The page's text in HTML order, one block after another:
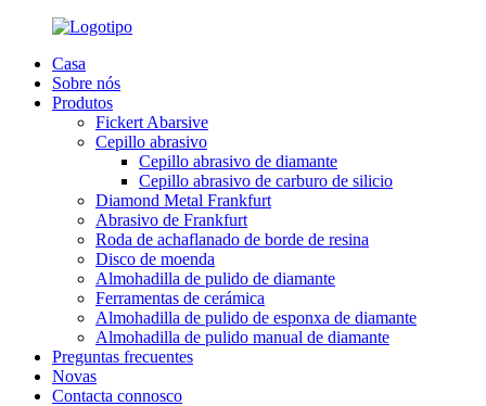
Casa
Sobre nós
Produtos
Fickert Abarsive
Cepillo abrasivo
Cepillo abrasivo de diamante
Cepillo abrasivo de carburo de silicio
Diamond Metal Frankfurt
Abrasivo de Frankfurt
Roda de achaflanado de borde de resina
Disco de moenda
Almohadilla de pulido de diamante
Ferramentas de cerámica
Almohadilla de pulido de esponxa de diamante
Almohadilla de pulido manual de diamante
Preguntas frecuentes
Novas
Contacta connosco